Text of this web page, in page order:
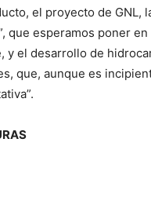
el proyecto de GNL,
que esperamos poner
y el desarrollo de
que, aunque es